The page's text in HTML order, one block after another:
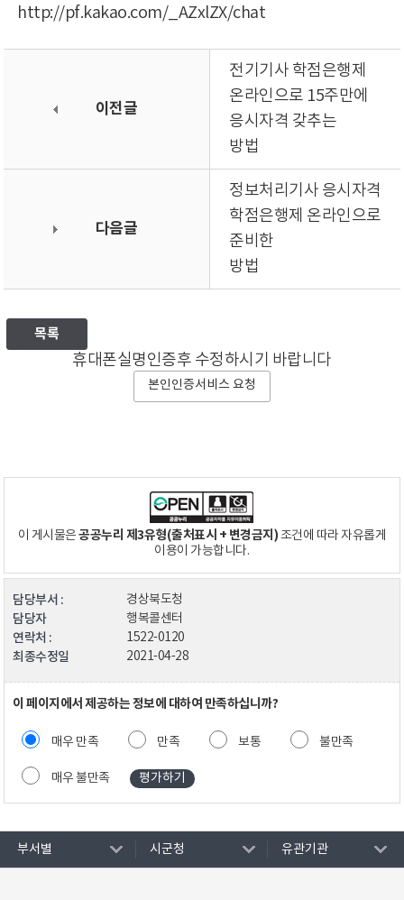
http://pf.kakao.com/_AZxlZX/chat
이전글
전기기사 학점은행제
온라인으로 15주만에
응시자격 갖추는
방법
다음글
정보처리기사 응시자격
학점은행제 온라인으로
준비한
방법
목록
휴대폰실명인증후 수정하시기 바랍니다
본인인증서비스 요청
이 게시물은공공누리 제3유형(출처표시 + 변경금지)조건에 따라 자유롭게
이용이 가능합니다.
담당부서 : 경상북도청
담당자 행복콜센터
연락처 : 1522-0120
최종수정일 2021-04-28
이 페이지에서 제공하는 정보에 대하여 만족하십니까?
매우 만족 만족 보통 불만족
매우 불만족
부서별 시군청 유관기관